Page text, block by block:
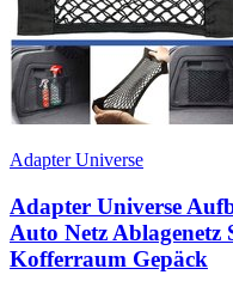
Adapter Universe
Adapter Universe
Auto Netz Ablagenetz
Kofferraum Gepäck